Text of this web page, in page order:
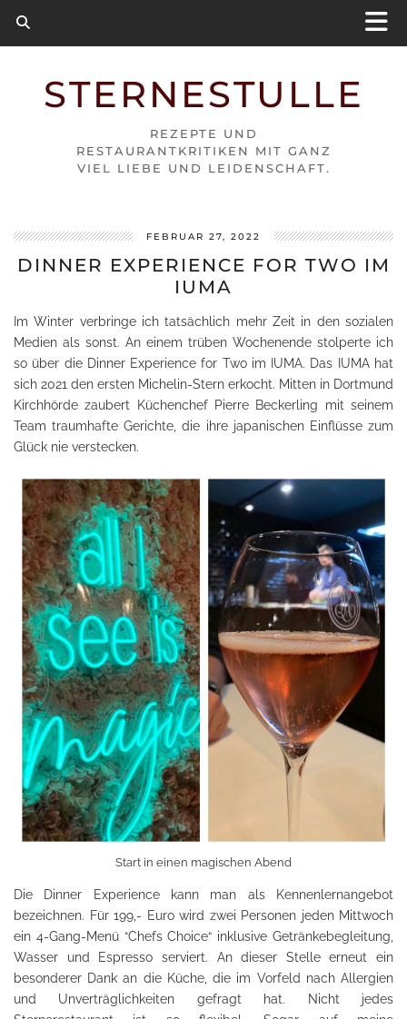
STERNESTULLE
REZEPTE UND
RESTAURANTKRITIKEN MIT GANZ
VIEL LIEBE UND LEIDENSCHAFT.
FEBRUAR 27, 2022
DINNER EXPERIENCE FOR TWO IM
IUMA
Im Winter verbringe ich tatsächlich mehr Zeit in den sozialen
Medien als sonst. An einem trüben Wochenende stolperte ich
so über die Dinner Experience for Two im IUMA. Das IUMA hat
sich 2021 den ersten Michelin-Stern erkocht. Mitten in Dortmund
Kirchhörde zaubert Küchenchef Pierre Beckerling mit seinem
Team traumhafte Gerichte, die ihre japanischen Einflüsse zum
Glück nie verstecken.
Start in einen magischen Abend
Die Dinner Experience kann man als Kennenlernangebot
bezeichnen. Für 199,- Euro wird zwei Personen jeden Mittwoch
ein 4-Gang-Menü “Chefs Choice“ inklusive Getränkebegleitung,
Wasser und Espresso serviert. An dieser Stelle erneut ein
besonderer Dank an die Küche, die im Vorfeld nach Allergien
und Unverträglichkeiten gefragt hat. Nicht jedes